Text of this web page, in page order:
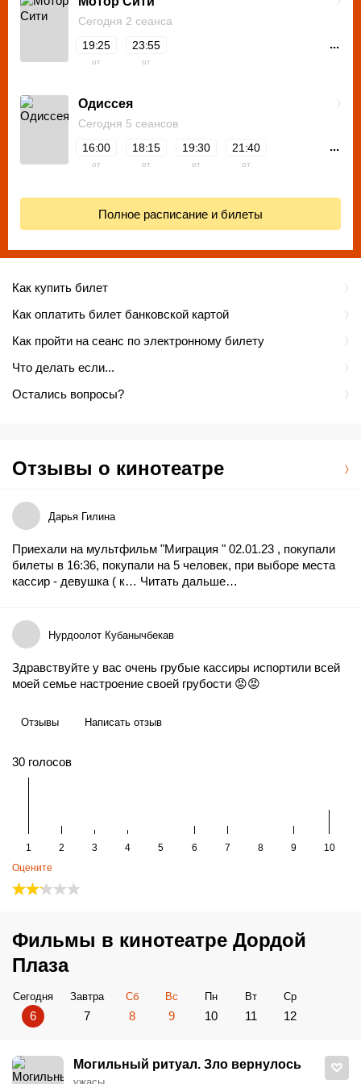
Как купить билет
Как оплатить билет банковской картой
Как пройти на сеанс по электронному билету
Что делать если...
Остались вопросы?
Сегодня 2 сеанса
19:25
от
23:55
от
...
Одиссея
Сегодня 5 сеансов
16:00
от
18:15
от
19:30
от
21:40
от
...
Полное расписание и билеты
Отзывы о кинотеатре
Дарья Гилина
Приехали на мультфильм "Миграция " 02.01.23 , покупали
билеты в 16:36, покупали на 5 человек, при выборе места
кассир - девушка ( к… Читать дальше…
Нурдоолот Кубанычбекав
Здравствуйте у вас очень грубые кассиры испортили всей
моей семье настроение своей грубости 😡😡
Отзывы Написать отзыв
30 голосов
1 2 3 4 5 6 7 8 9
10
Оцените
Фильмы в кинотеатре Дордой
Плаза
Сегодня
6
Завтра
7
Сб
8
Вс
9
Пн
10
Вт
11
Ср
12
Могильный ритуал. Зло вернулось